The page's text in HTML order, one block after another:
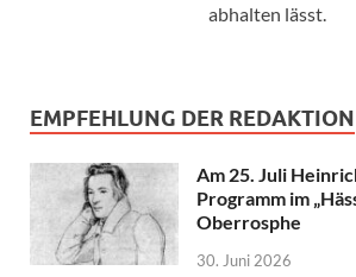
abhalten lässt.
EMPFEHLUNG DER REDAKTION
Am 25. Juli
Programm im
Oberrosphe
30. Juni 2026